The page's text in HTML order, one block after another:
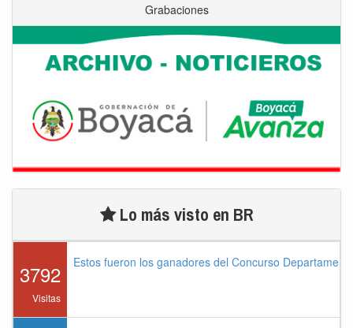
Grabaciones
Lo más visto en BR
3792
Visitas
Estos fueron los ganadores del Concurso